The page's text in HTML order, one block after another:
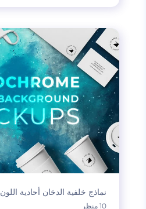
نماذج خلفية الدخان أحادية اللون
10 منظر